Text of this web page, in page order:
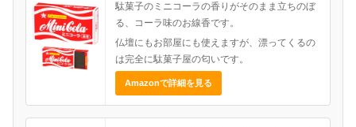
駄菓子のミニコーラの香りがそのまま立ちのぼ
る、コーラ味のお線香です。
仏壇にもお部屋にも使えますが、漂ってくるの
は完全に駄菓子屋の匂いです。
Amazonで詳細を見る